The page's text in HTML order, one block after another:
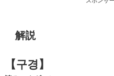
解説
【구경】